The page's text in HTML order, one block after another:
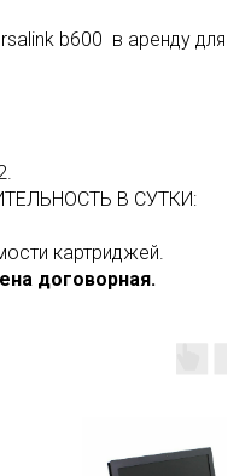
b600 в аренду для
В СУТКИ:
картриджей.
договорная.